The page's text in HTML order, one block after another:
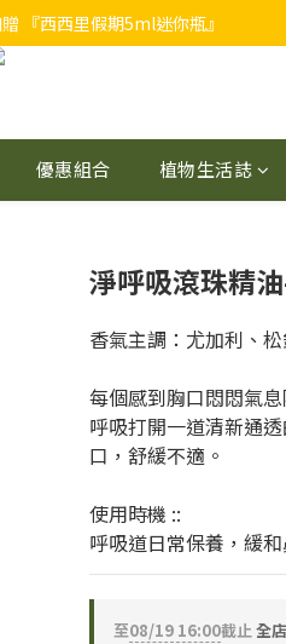
『西西里假期5ml迷你瓶』
『西西里假期5ml迷你瓶』
＋ 2~8% 購物金回饋 ➟
優惠組合 植物生活誌
淨呼吸滾珠精
香氣主調：尤加利、
每個感到胸口悶悶氣
呼吸打開一道清新通
口，舒緩不適。
使用時機 ::
呼吸道日常保養，緩和
至08/19 16:00截止全